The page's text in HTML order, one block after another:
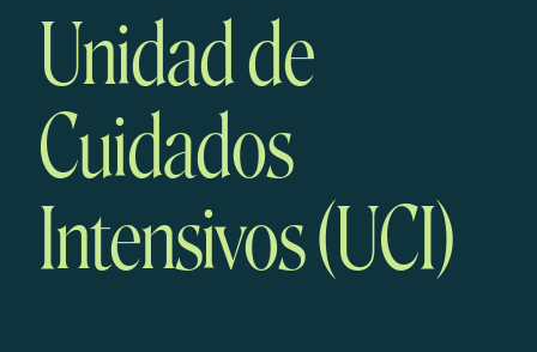
Unidad de
Cuidados
Intensivos (UCI)